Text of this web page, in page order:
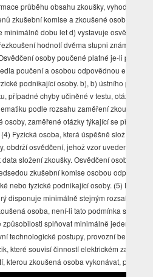
průběhu obsahu zkoušky, vyhodnocení
zkušební komise a zkoušené osoby, c)
minimálně dobu let d) vystavuje osvědčení, .
hodnotí dvěma stupni známek,
osoby poučené platné je-li
poučení a osobou odpovědnou elektrická
podnikající osoby. b), b) ústního
případné chyby učiněné v testu, otázky
podle rozsahu zaměření zkoušené
osoby, zaměřené otázky týkající se předpisů
Fyzická osoba, která úspěšně složí
obdrží osvědčení, jehož vzor uveden příloze
složení zkoušky. Osvědčení osoby znalé
zkušební komise osobou
nebo fyzické podnikající osoby. (5)
disponuje minimálně stejným rozsahem a
osoba, není-li tato podmínka splněna,
splňovat minimálně jeden člen
technologické postupy, provozní
které souvisí činností elektrickém zařízení
kterou zkoušená osoba vykonávat,
minimálně dva členové musí být